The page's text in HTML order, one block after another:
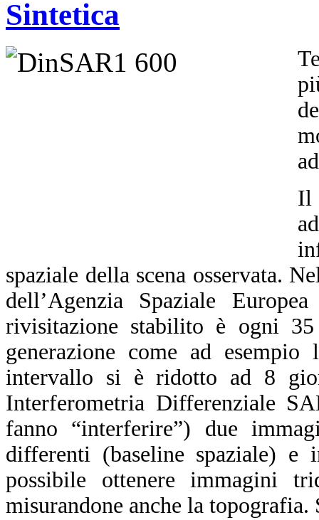
Sintetica
Il
spaziale della scena osservata.
dell’Agenzia Spaziale
rivisitazione stabilito è ogni
generazione come ad
intervallo si è ridotto ad 8
Interferometria Differenziale
fanno “interferire”) due
differenti (baseline spaziale) e
possibile ottenere immagini
misurandone anche la